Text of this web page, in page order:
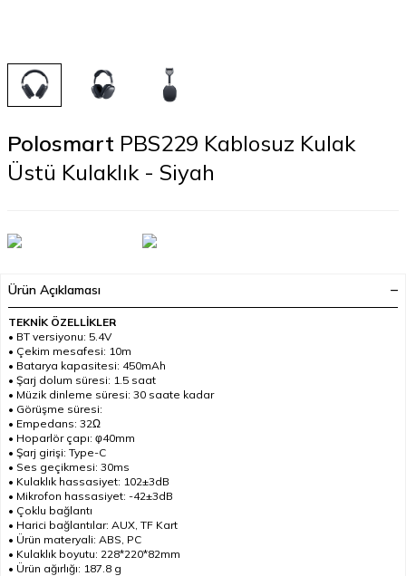
Polosmart PBS229 Kablosuz Kulak
Üstü Kulaklık - Siyah
Ürün Açıklaması
TEKNİK ÖZELLİKLER
• BT versiyonu: 5.4V
• Çekim mesafesi: 10m
• Batarya kapasitesi: 450mAh
• Şarj dolum süresi: 1.5 saat
• Müzik dinleme süresi: 30 saate kadar
• Görüşme süresi:
• Empedans: 32Ω
• Hoparlör çapı: φ40mm
• Şarj girişi: Type-C
• Ses geçikmesi: 30ms
• Kulaklık hassasiyet: 102±3dB
• Mikrofon hassasiyet: -42±3dB
• Çoklu bağlantı
• Harici bağlantılar: AUX, TF Kart
• Ürün materyali: ABS, PC
• Kulaklık boyutu: 228*220*82mm
• Ürün ağırlığı: 187.8 g